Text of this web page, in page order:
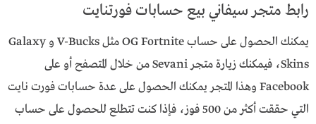
رابط متجر سيفاني بيع حسابات فورتنايت
يمكنك الحصول على حساب OG Fortnite مثل V-Bucks و Galaxy
Skins، فيمكنك زيارة متجر Sevani من خلال المتصفح أو على
Facebook وهذا المتجر يمكنك الحصول على عدة حسابات فورت نايت
التي حققت أكثر من 500 فوز، فإذا كنت تتطلع للحصول على حساب